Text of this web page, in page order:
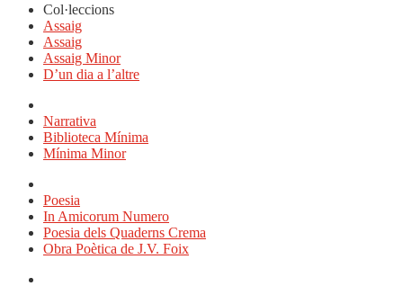
Col·leccions
Assaig
Assaig
Assaig Minor
D’un dia a l’altre
Narrativa
Biblioteca Mínima
Mínima Minor
Poesia
In Amicorum Numero
Poesia dels Quaderns Crema
Obra Poètica de J.V. Foix